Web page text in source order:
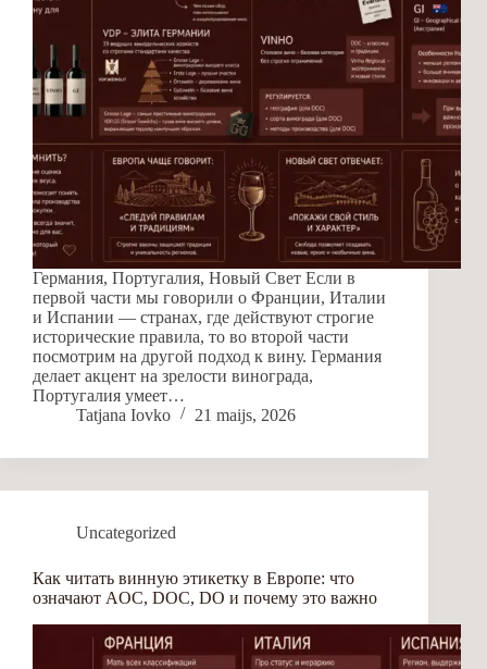
Германия, Португалия, Новый Свет Если в
первой части мы говорили о Франции, Италии
и Испании — странах, где действуют строгие
исторические правила, то во второй части
посмотрим на другой подход к вину. Германия
делает акцент на зрелости винограда,
Португалия умеет…
Tatjana Iovko
21 maijs, 2026
Uncategorized
Как читать винную этикетку в Европе: что
означают AOC, DOC, DO и почему это важно